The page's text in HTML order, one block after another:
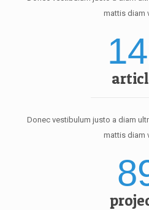
mattis diam
Donec vestibulum justo a diam
mattis diam